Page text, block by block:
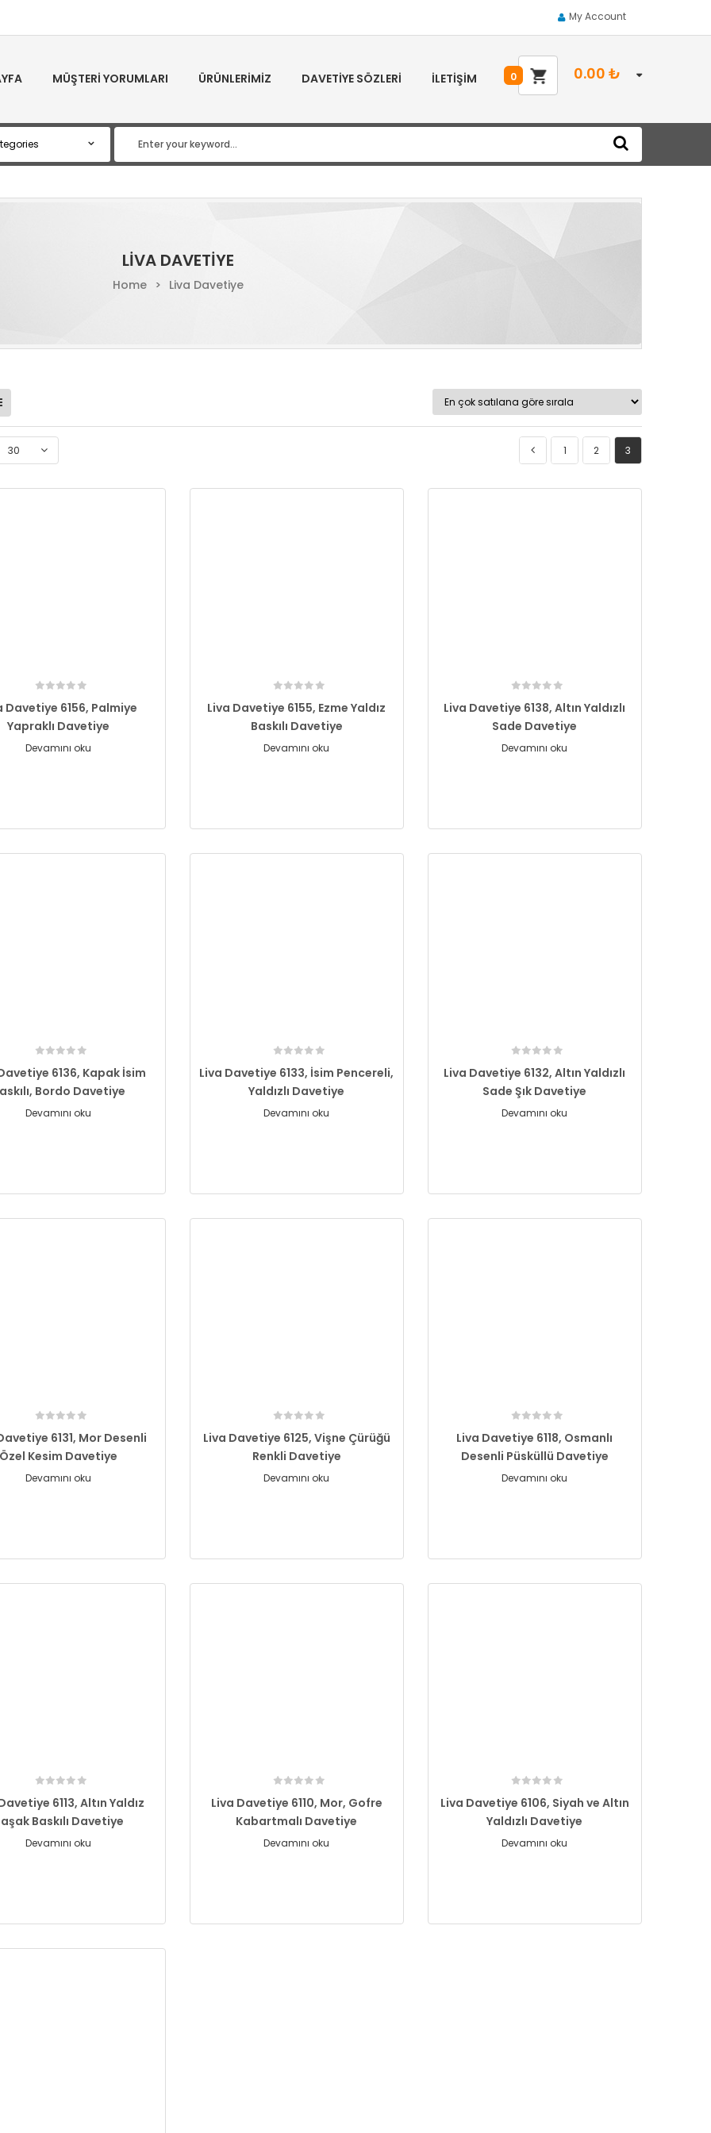
My Account
MÜŞTERI YORUMLARI ÜRÜNLERIMIZ DAVETIYE SÖZLERI İLETIŞIM 0.00 ₺
0
LIVA DAVETIYE
Home > Liva Davetiye
30 1 2 3
Davetiye 6156, Palmiye
Yapraklı Davetiye
Devamını oku
Liva Davetiye 6155, Ezme Yaldız
Baskılı Davetiye
Devamını oku
Liva Davetiye 6138, Altın Yaldızlı
Sade Davetiye
Devamını oku
6136, Kapak İsim
Bordo Davetiye
Devamını oku
Liva Davetiye 6133, İsim Pencereli,
Yaldızlı Davetiye
Devamını oku
Liva Davetiye 6132, Altın Yaldızlı
Sade Şık Davetiye
Devamını oku
6131, Mor Desenli
Özel Kesim Davetiye
Devamını oku
Liva Davetiye 6125, Vişne Çürüğü
Renkli Davetiye
Devamını oku
Liva Davetiye 6118, Osmanlı
Desenli Püsküllü Davetiye
Devamını oku
6113, Altın Yaldız
Baskılı Davetiye
Devamını oku
Liva Davetiye 6110, Mor, Gofre
Kabartmalı Davetiye
Devamını oku
Liva Davetiye 6106, Siyah ve Altın
Yaldızlı Davetiye
Devamını oku